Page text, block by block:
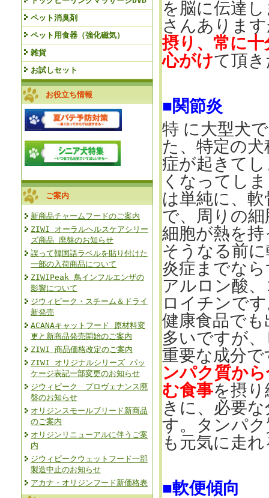
ペット消臭剤
ペット用食器（強化磁気）
雑貨
お試しセット
お役立ち情報
ご案内
新商品チャームフードのご案内
ZIWI オーラルヘルスケアシリー
ズ商品 廃盤のお知らせ
誤って韓国語ラベルを貼り付けた
一部の入荷商品について
ZIWIPeak 鳥インフルエンザの
影響について
ジウィピーク・スチーム＆ドライ
新発売
ACANAキャットフード 原材料変
更と新商品発売開始のご案内
ZIWI 商品価格改定のご案内
ZIWI オリジナルシリーズ パッ
ケージ表記一部変更のお知らせ
ジウィピーク プロヴェナンス廃
盤のお知らせ
オリジンスモールブリード新商品
のご案内
オリジンリニューアルに伴うご案
内
ジウィピークウェットフード一部
製造中止のお知らせ
アカナ・オリジンフード新価格表
を脳に伝達
さんありま
摂り、常に
心がけて頂
■関節炎
特 に大型犬
た、特定の
症が起きて
くなってし
は単純に、
で、周りの
細胞が熱を
そうなる前
炎症までな
アルロン酸
ロイチンで
健康食品で
多いですが
重要な成分で
ンパク質か
む食事を摂
きに、必要
す。タンパ
も元気に走
■軟便傾向